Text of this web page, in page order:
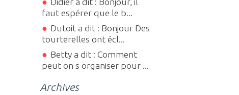
faut espérer que le b...
Dutoit a dit : Bonjour Des
tourterelles ont écl...
Betty a dit : Comment
peut on s organiser pour ...
Archives